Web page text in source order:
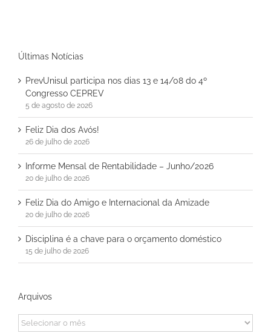
Últimas Notícias
PrevUnisul participa nos dias 13 e 14/08 do 4º
Congresso CEPREV
5 de agosto de 2026
Feliz Dia dos Avós!
26 de julho de 2026
Informe Mensal de Rentabilidade – Junho/2026
20 de julho de 2026
Feliz Dia do Amigo e Internacional da Amizade
20 de julho de 2026
Disciplina é a chave para o orçamento doméstico
15 de julho de 2026
Arquivos
Arquivos